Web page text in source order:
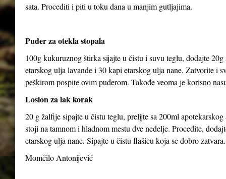
sata. Procediti i piti u toku dana u manjim gutljajima.
Puder za otekla stopala
100g kukuruznog štirka sijajte u čistu i suvu teglu, dodajte
etarskog ulja lavande i 30 kapi etarskog ulja nane. Zatvorite i
peškirom pospite ovim puderom. Takođe veoma je korisno
Losion za lak korak
20 g žalfije sipajte u čistu teglu, prelijte sa 200ml
stoji na tamnom i hladnom mestu dve nedelje. Procedite,
etarskog ulja nane. Sipajte u čistu flašicu koja se dobro
Momčilo Antonijević